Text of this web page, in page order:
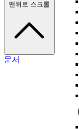
맨위로 스크롤
문서